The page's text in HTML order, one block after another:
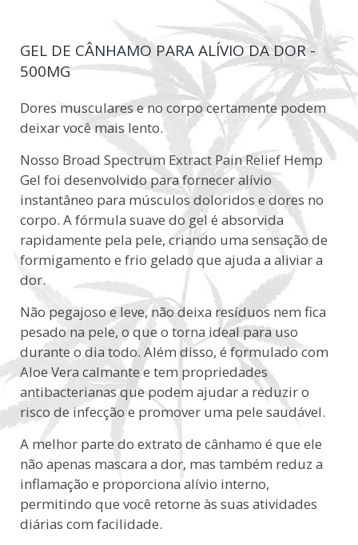
GEL DE CÂNHAMO PARA ALÍVIO DA DOR -
500MG
Dores musculares e no corpo certamente podem
deixar você mais lento.
Nosso Broad Spectrum Extract Pain Relief Hemp
Gel foi desenvolvido para fornecer alívio
instantâneo para músculos doloridos e dores no
corpo. A fórmula suave do gel é absorvida
rapidamente pela pele, criando uma sensação de
formigamento e frio gelado que ajuda a aliviar a
dor.
Não pegajoso e leve, não deixa resíduos nem fica
pesado na pele, o que o torna ideal para uso
durante o dia todo. Além disso, é formulado com
Aloe Vera calmante e tem propriedades
antibacterianas que podem ajudar a reduzir o
risco de infecção e promover uma pele saudável.
A melhor parte do extrato de cânhamo é que ele
não apenas mascara a dor, mas também reduz a
inflamação e proporciona alívio interno,
permitindo que você retorne às suas atividades
diárias com facilidade.